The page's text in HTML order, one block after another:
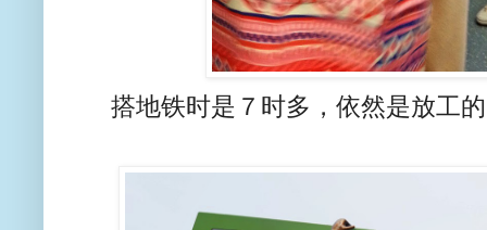
搭地铁时是７时多，依然是放工